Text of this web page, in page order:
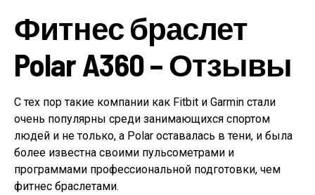
Фитнес браслет
Polar A360 – Отзывы
С тех пор такие компании как Fitbit и Garmin стали
очень популярны среди занимающихся спортом
людей и не только, а Polar оставалась в тени, и была
более известна своими пульсометрами и
программами профессиональной подготовки, чем
фитнес браслетами.